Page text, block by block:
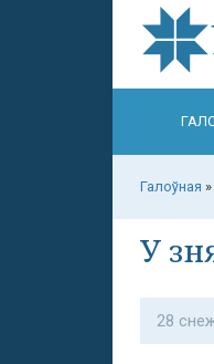
Галоўная »
У
28